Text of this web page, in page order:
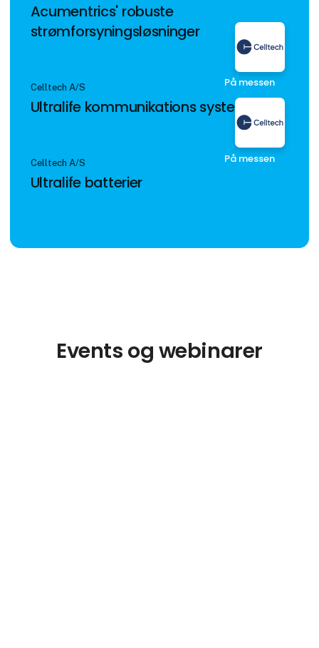
Acumentrics' robuste
strømforsyningsløsninger
På messen
Celltech A/S
Ultralife kommunikations systemer
På messen
Celltech A/S
Ultralife batterier
Events og webinarer